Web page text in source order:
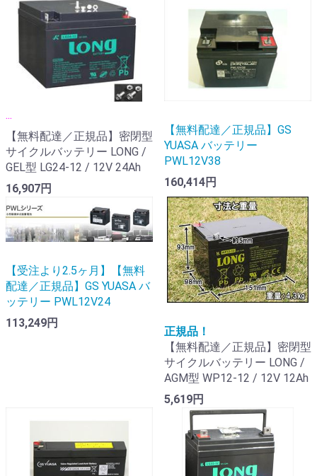
...
【無料配達／正規品】密閉型
サイクルバッテリー LONG /
GEL型 LG24-12 / 12V 24Ah
16,907円
【無料配達／正規品】GS
YUASA バッテリー
PWL12V38
160,414円
【受注より2.5ヶ月】【無料
配達／正規品】GS YUASA バ
ッテリー PWL12V24
113,249円
正規品！
【無料配達／正規品】密閉型
サイクルバッテリー LONG /
AGM型 WP12-12 / 12V 12Ah
5,619円